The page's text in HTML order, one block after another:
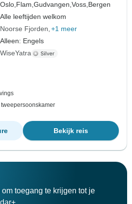
Oslo, Flam,Gudvangen,Voss, Bergen
Alle leeftijden welkom
Noorse Fjorden +1 meer
Alleen: Engels
WiseYatra
Bekijk reis
toegang te krijgen tot je